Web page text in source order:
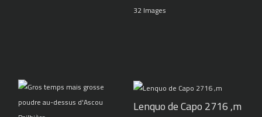
32 Images
Lenquo de Capo 2716 ,m